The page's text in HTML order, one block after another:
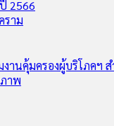
2566
ราม
นคุ้มครองผู้บริโภคฯ
าพ